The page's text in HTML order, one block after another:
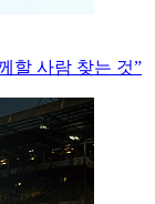
할 사람 찾는 것”